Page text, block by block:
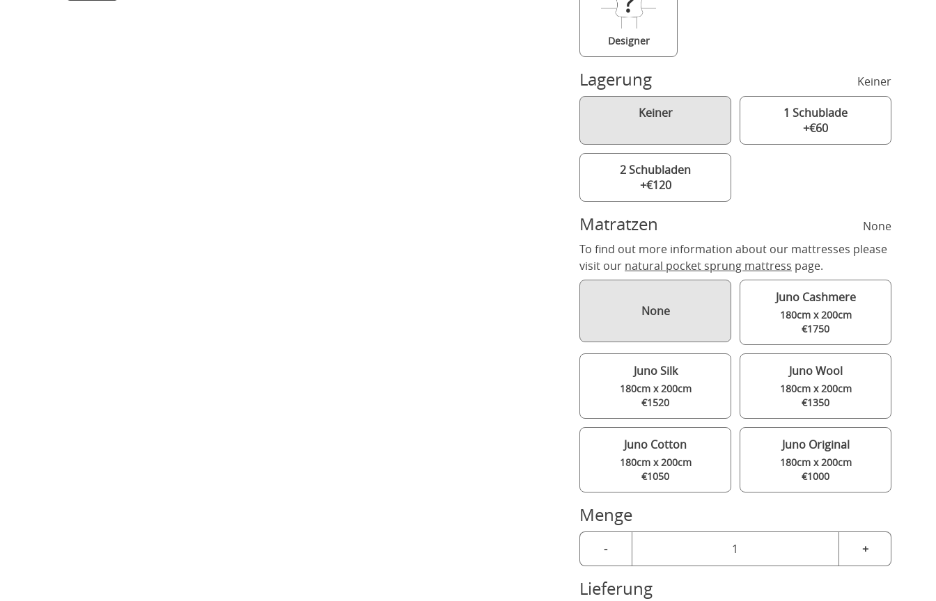
Designer
Lagerung Keiner
Keiner
1 Schublade
+€60
2 Schubladen
+€120
Matratzen
None
To find out more information about our mattresses please
visit our natural pocket sprung mattress page.
None
Juno Cashmere
180cm x 200cm
€1750
Juno Silk
180cm x 200cm
€1520
Juno Wool
180cm x 200cm
€1350
Juno Cotton
180cm x 200cm
€1050
Juno Original
180cm x 200cm
€1000
Menge
- +
Lieferung